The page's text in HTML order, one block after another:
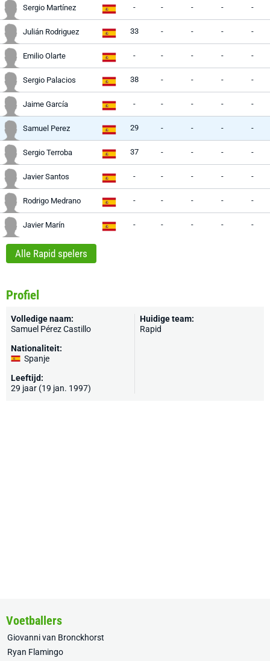
Sergio Martínez - - - - -
Julián Rodriguez 33 - - - -
Emilio Olarte - - - - -
Sergio Palacios 38 - - - -
Jaime García - - - - -
Samuel Perez 29 - - - -
Sergio Terroba 37 - - - -
Javier Santos - - - - -
Rodrigo Medrano - - - - -
Javier Marín - - - - -
Alle Rapid spelers
Profiel
Volledige naam:
Samuel Pérez Castillo
Nationaliteit:
Spanje
Leeftijd:
29 jaar (19 jan. 1997)
Huidige team:
Rapid
Voetballers
Giovanni van Bronckhorst
Ryan Flamingo